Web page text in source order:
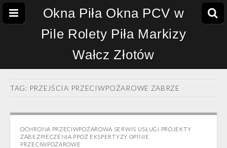
Okna Piła Okna PCV w
Pile Rolety Piła Markizy
Wałcz Złotów
TAG: PRZEJŚCIA PRZECIWPOŻAROWE ZABRZE
OCHRONA PRZECIWPOŻAROWA SERWIS USŁUGI PROJEKTY
ZABEZPIECZENIA PPOŻ EKSPERTYZY OPINIE
PRZECIWPOŻAROWE